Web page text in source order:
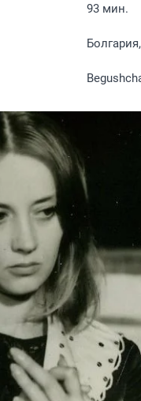
93 мин.